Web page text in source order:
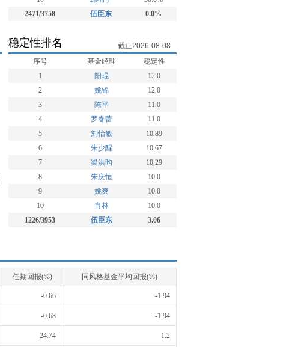
2471/3758
伍臣东 0.0%
稳定性排名
截止2026-08-08
序号
基金经理
稳定性
1
阳琨
12.0
2
姚锦
12.0
3
陈平
11.0
4
罗春蕾
11.0
5
刘怡敏
10.89
6
朱少醒
10.67
7
梁洪昀
10.29
8
朱庆恒
10.0
9
姚爽
10.0
10
肖林
10.0
1226/3953
伍臣东 3.06
任期回报(%) 同风格基金平均回报(%)
-0.66 -1.94
-0.68 -1.94
24.74 1.2